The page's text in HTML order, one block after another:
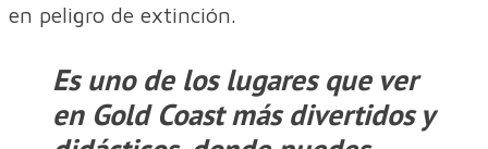
en peligro de extinción.
Es uno de los lugares que ver
en Gold Coast más divertidos y